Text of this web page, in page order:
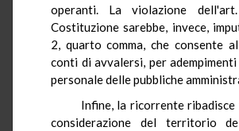
operanti. La violazione
Costituzione sarebbe, invece,
2, quarto comma, che consente
conti di avvalersi, per
personale delle pubbliche
Infine, la ricorrente ribadisce
considerazione del territorio